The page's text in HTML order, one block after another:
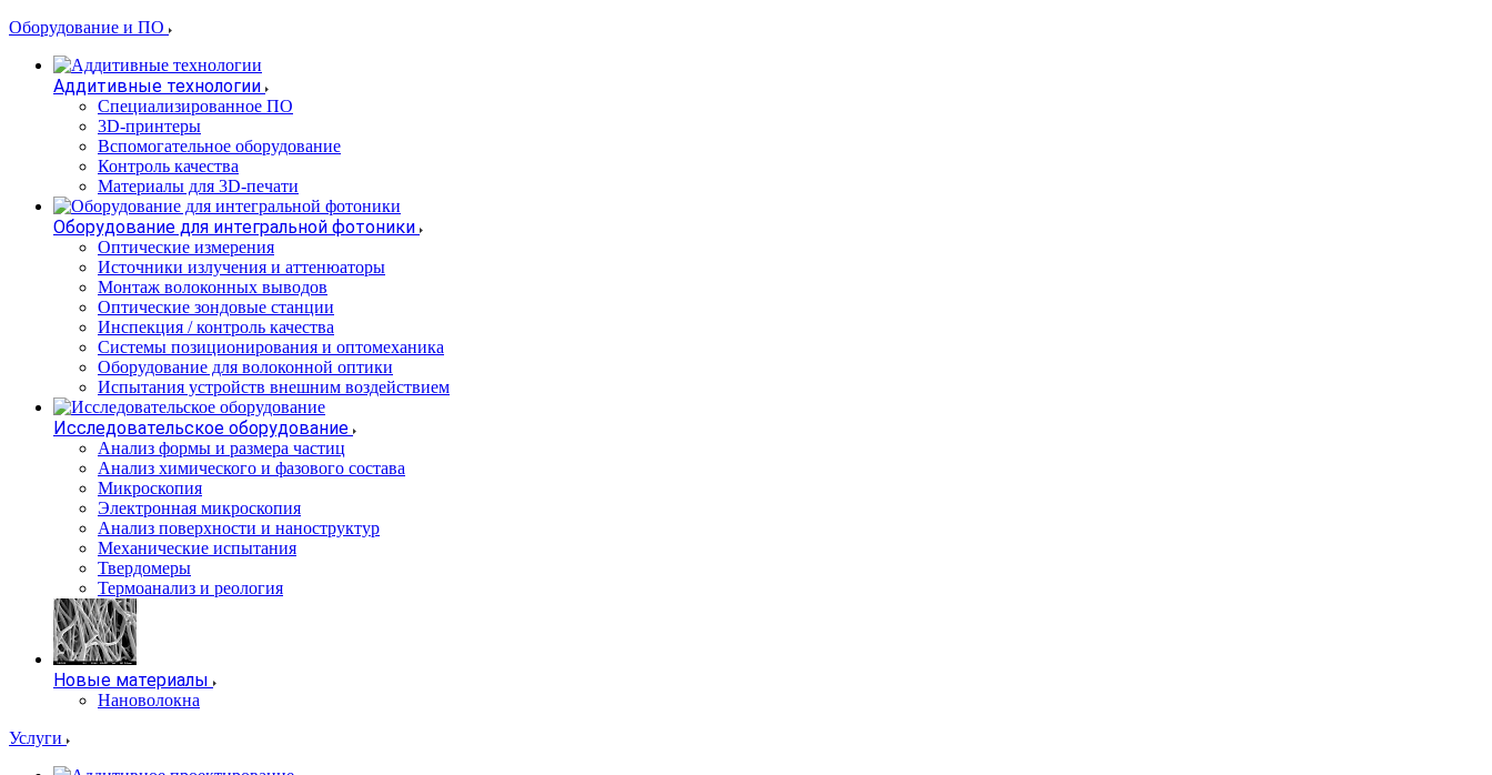
Оборудование и ПО
Аддитивные технологии
Специализированное ПО
3D-принтеры
Вспомогательное оборудование
Контроль качества
Материалы для 3D-печати
Оборудование для интегральной фотоники
Оптические измерения
Источники излучения и аттенюаторы
Монтаж волоконных выводов
Оптические зондовые станции
Инспекция / контроль качества
Системы позиционирования и оптомеханика
Оборудование для волоконной оптики
Испытания устройств внешним воздействием
Исследовательское оборудование
Анализ формы и размера частиц
Анализ химического и фазового состава
Микроскопия
Электронная микроскопия
Анализ поверхности и наноструктур
Механические испытания
Твердомеры
Термоанализ и реология
Новые материалы
Нановолокна
Услуги